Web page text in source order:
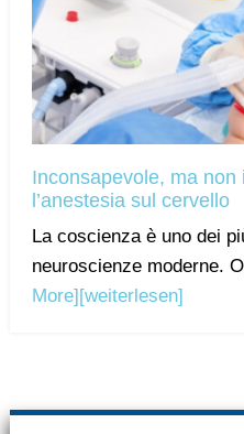
Inconsapevole, ma
l’anestesia sul cervello
La coscienza è uno dei
neuroscienze moderne.
More] [weiterlesen]